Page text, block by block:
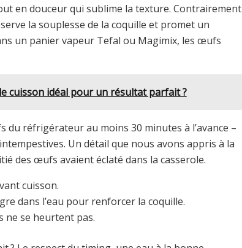
en douceur qui sublime la texture. Contrairement
la souplesse de la coquille et promet un
un panier vapeur Tefal ou Magimix, les œufs
cuisson idéal pour un résultat parfait ?
réfrigérateur au moins 30 minutes à l’avance –
Un détail que nous avons appris à la
des œufs avaient éclaté dans la casserole.
cuisson.
dans l’eau pour renforcer la coquille.
ne se heurtent pas.